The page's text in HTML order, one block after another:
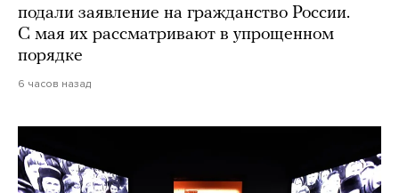
подали заявление на гражданство России.
С мая их рассматривают в упрощенном
порядке
6 часов назад